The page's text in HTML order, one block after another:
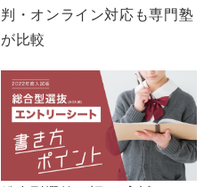
判・オンライン対応も専門塾
が比較